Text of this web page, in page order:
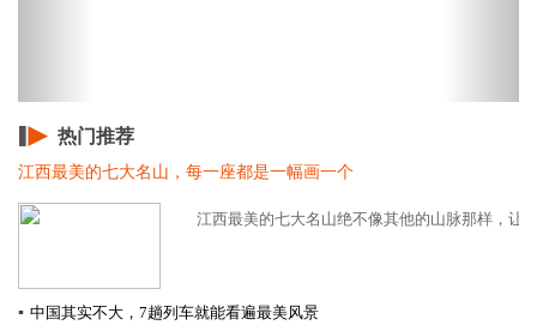
热门推荐
江西最美的七大名山，每一座都是一幅画一个
江西最美的七大名山绝不像其他的山脉那样，让
▪ 中国其实不大，7趟列车就能看遍最美风景